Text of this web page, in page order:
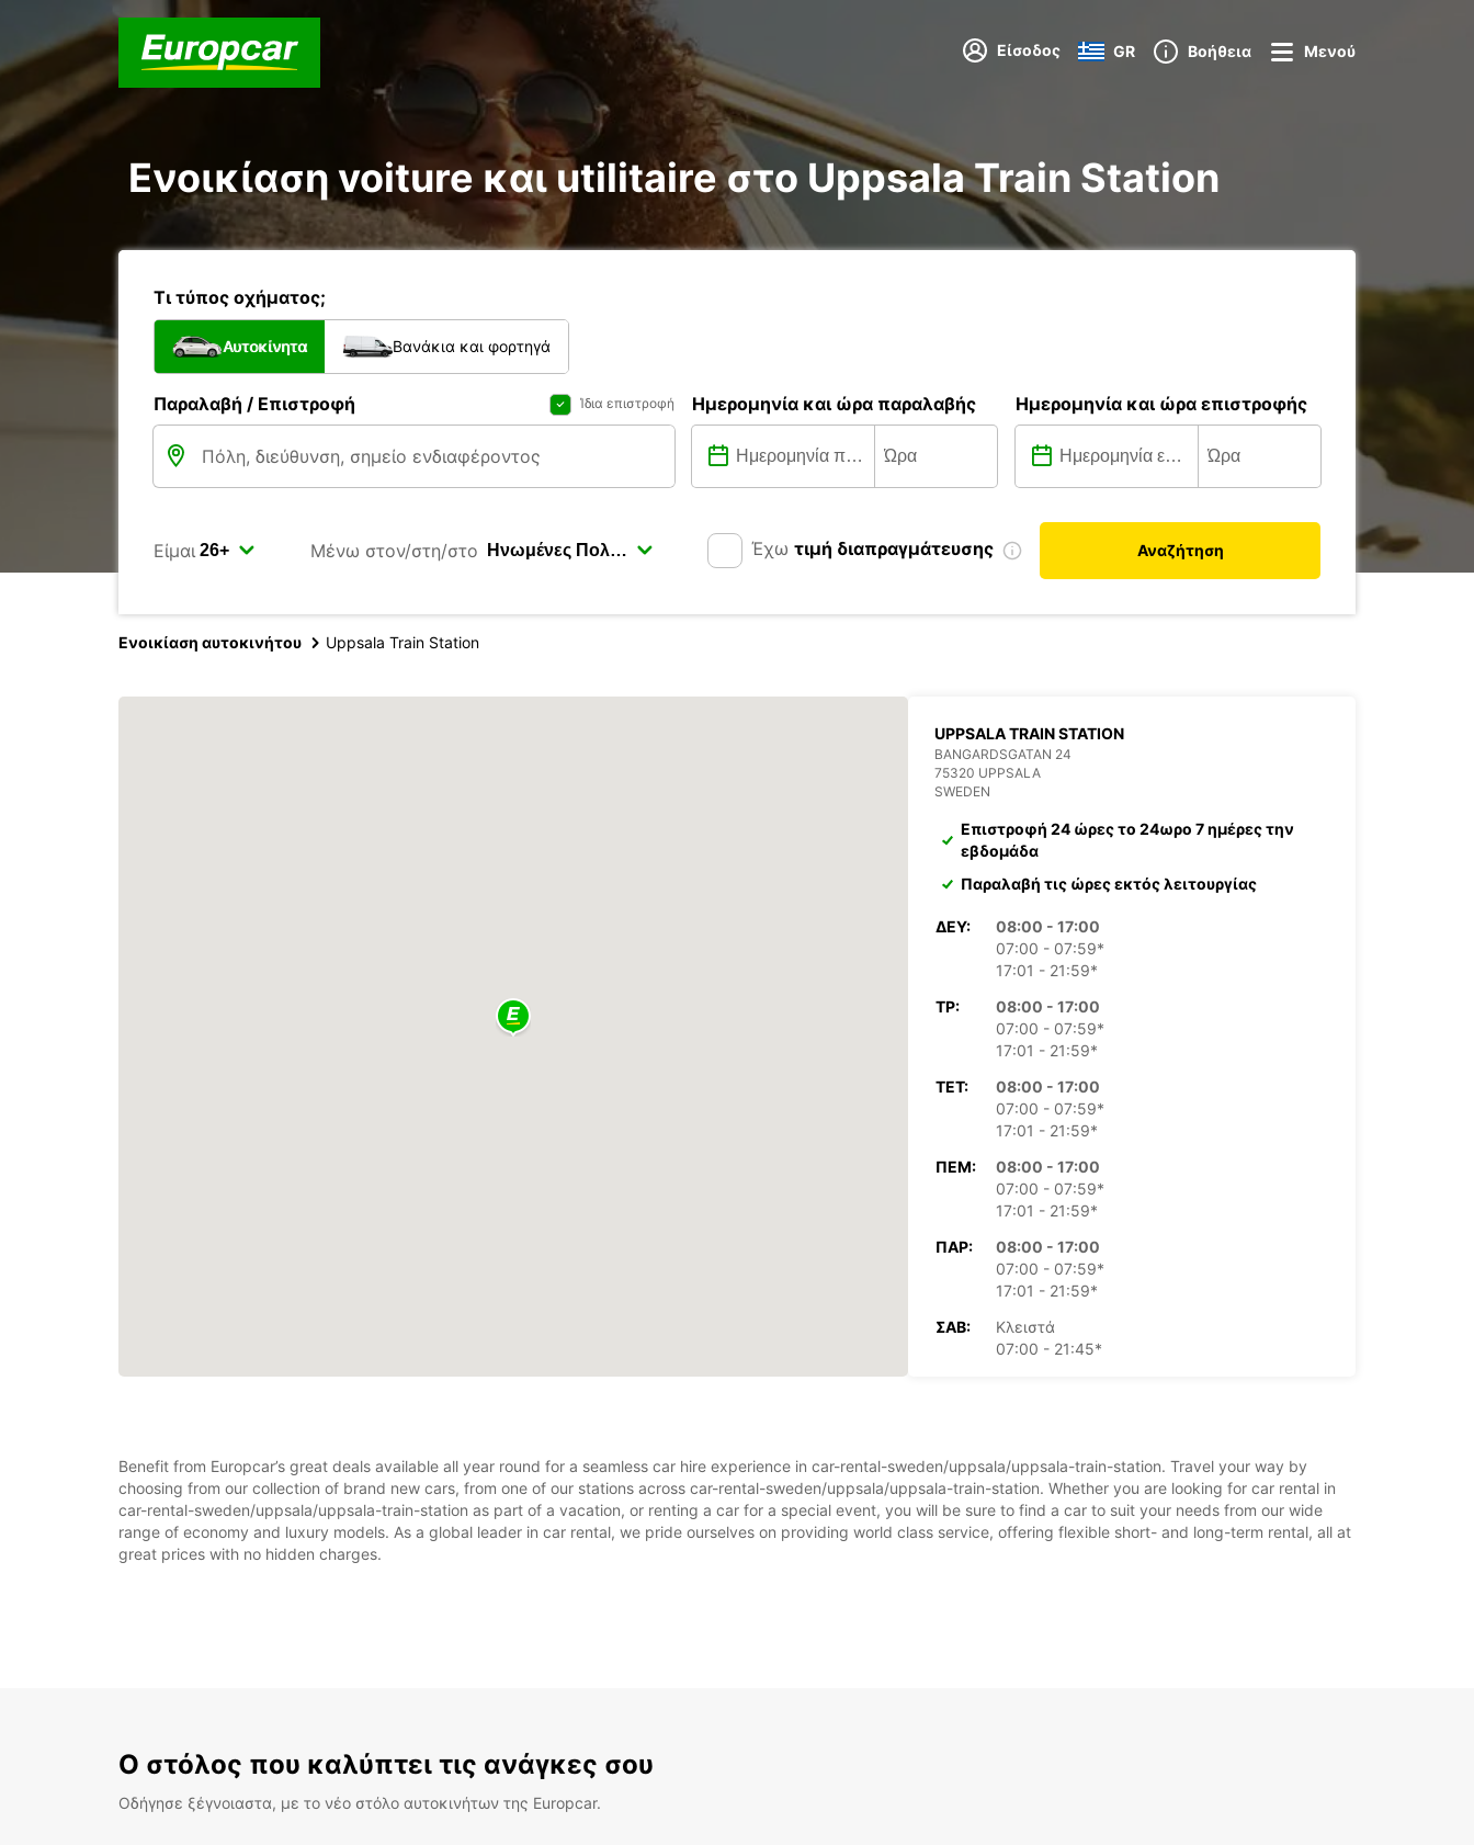
Είσοδος GR Βοήθεια Μενού
Ενοικίαση voiture και utilitaire στο Uppsala Train Station
Τι τύπος οχήματος;
Αυτοκίνητα Βανάκια και φορτηγά
Παραλαβή / Επιστροφή Ίδια επιστροφή Ημερομηνία και ώρα παραλαβής Ημερομηνία και ώρα επιστροφής
Είμαι Μένω στον/στη/στο Έχω τιμή διαπραγμάτευσης Αναζήτηση
Ενοικίαση αυτοκινήτου Uppsala Train Station
UPPSALA TRAIN STATION
BANGARDSGATAN 24
75320 UPPSALA
SWEDEN
Επιστροφή 24 ώρες το 24ωρο 7 ημέρες την
εβδομάδα
Παραλαβή τις ώρες εκτός λειτουργίας
ΔΕΥ:
08:00 - 17:00
07:00 - 07:59*
17:01 - 21:59*
ΤΡ:
08:00 - 17:00
07:00 - 07:59*
17:01 - 21:59*
ΤΕΤ:
08:00 - 17:00
07:00 - 07:59*
17:01 - 21:59*
ΠΈΜ:
08:00 - 17:00
07:00 - 07:59*
17:01 - 21:59*
ΠΑΡ:
08:00 - 17:00
07:00 - 07:59*
17:01 - 21:59*
ΣΆΒ:
Κλειστά
07:00 - 21:45*
Αυτές οι ώρες λειτουργίας μπορεί να διαφέρουν
λόγω των αργιών.
+46 (18) 171730
Benefit from Europcar’s great deals available all year round for a seamless car hire experience in car-rental-sweden/uppsala/uppsala-train-station. Travel your way by
choosing from our collection of brand new cars, from one of our stations across car-rental-sweden/uppsala/uppsala-train-station. Whether you are looking for car rental in
car-rental-sweden/uppsala/uppsala-train-station as part of a vacation, or renting a car for a special event, you will be sure to find a car to suit your needs from our wide
range of economy and luxury models. As a global leader in car rental, we pride ourselves on providing world class service, offering flexible short- and long-term rental, all at
great prices with no hidden charges.
Ο στόλος που καλύπτει τις ανάγκες σου
Οδήγησε ξέγνοιαστα, με το νέο στόλο αυτοκινήτων της Europcar.